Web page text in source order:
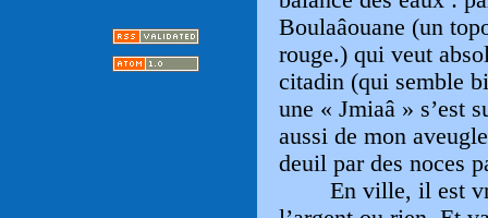
Boulaâouane (un
rouge.) qui veut
citadin (qui semble
une « Jmiaâ » s’est
aussi de mon
deuil par des noces
En ville, il est